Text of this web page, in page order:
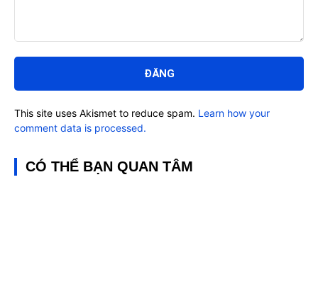
luận:
This site uses Akismet to reduce spam. Learn how your
comment data is processed.
CÓ THỂ BẠN QUAN TÂM